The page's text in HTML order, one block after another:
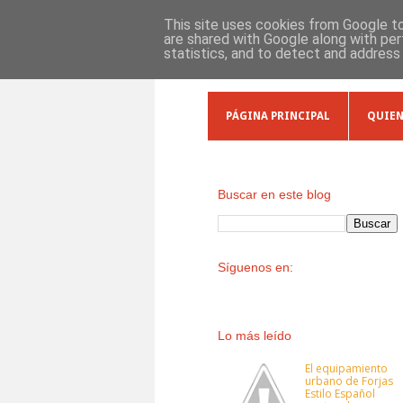
PÁGINA PRINCIPAL
Buscar en este blog
Síguenos en:
Lo más leído
El equipamiento
urbano de Forjas
Estilo Español
This site uses cookies from Google
are shared with Google along with
statistics, and to detect and address